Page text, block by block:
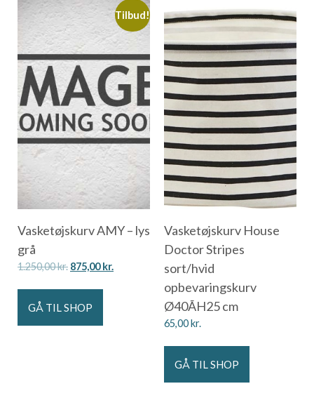
Tilbud!
Vasketøjskurv AMY – lys
grå
1.250,00kr. 875,00kr.
GÅ TIL SHOP
Vasketøjskurv House
Doctor Stripes
sort/hvid
opbevaringskurv
Ø40ÃH25 cm
65,00kr.
GÅ TIL SHOP